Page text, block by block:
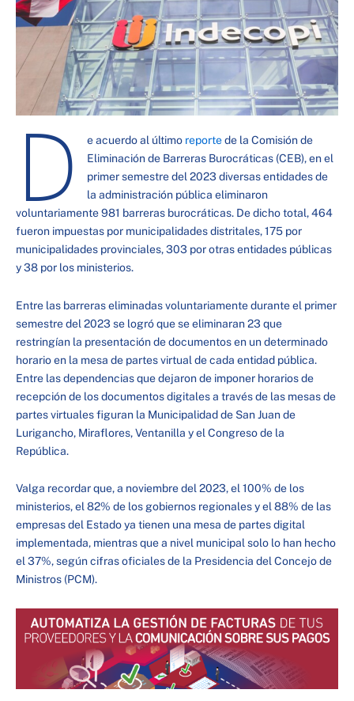
D e acuerdo al último reportede la Comisión de
Eliminación de Barreras Burocráticas (CEB), en el
primer semestre del 2023 diversas entidades de
la administración pública eliminaron
voluntariamente 981 barreras burocráticas. De dicho total, 464
fueron impuestas por municipalidades distritales, 175 por
municipalidades provinciales, 303 por otras entidades públicas
y 38 por los ministerios.
Entre las barreras eliminadas voluntariamente durante el primer
semestre del 2023 se logró que se eliminaran 23 que
restringían la presentación de documentos en un determinado
horario en la mesa de partes virtual de cada entidad pública.
Entre las dependencias que dejaron de imponer horarios de
recepción de los documentos digitales a través de las mesas de
partes virtuales figuran la Municipalidad de San Juan de
Lurigancho, Miraflores, Ventanilla y el Congreso de la
República.
Valga recordar que, a noviembre del 2023, el 100% de los
ministerios, el 82% de los gobiernos regionales y el 88% de las
empresas del Estado ya tienen una mesa de partes digital
implementada, mientras que a nivel municipal solo lo han hecho
el 37%, según cifras oficiales de la Presidencia del Concejo de
Ministros (PCM).